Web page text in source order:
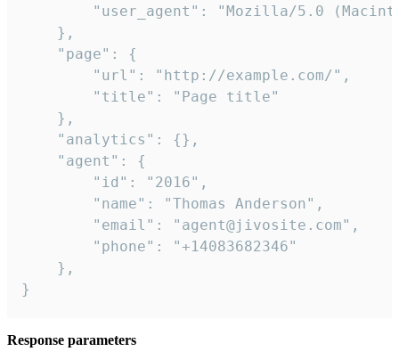
"user_agent": "Mozilla/5.0
    },
    "page": {
        "url": "http://example.com/",
        "title": "Page title"
    },
    "analytics": {},
    "agent": {
        "id": "2016",
        "name": "Thomas Anderson",
        "email": "agent@jivosite.com",
        "phone": "+14083682346"
    },
}
Response parameters